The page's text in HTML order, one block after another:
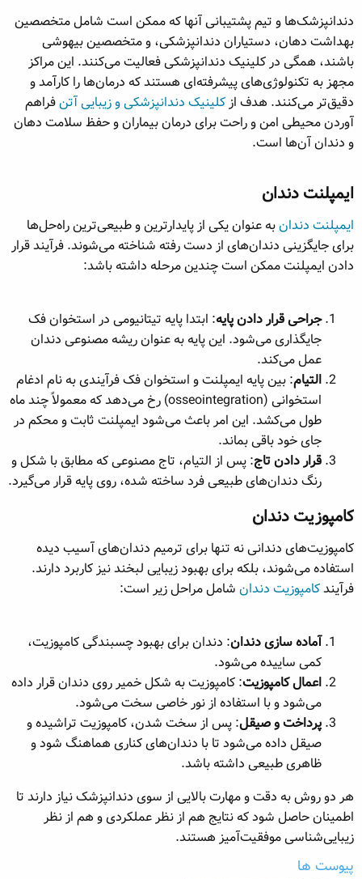
دندانپزشک‌ها و تیم پشتیبانی آنها که ممکن است شامل متخصصین
بهداشت دهان، دستیاران دندانپزشکی، و متخصصین بیهوشی
باشند، همگی در کلینیک دندانپزشکی فعالیت می‌کنند. این مراکز
مجهز به تکنولوژی‌های پیشرفته‌ای هستند که درمان‌ها را کارآمد و
دقیق‌تر می‌کنند. هدف ازکلینیک دندانپزشکی و زیبایی آتنفراهم
آوردن محیطی امن و راحت برای درمان بیماران و حفظ سلامت دهان
و دندان آن‌ها است.
ایمپلنت دندان​
ایمپلنت‌ دندانبه عنوان یکی از پایدارترین و طبیعی‌ترین راه‌حل‌ها
برای جایگزینی دندان‌های از دست رفته شناخته می‌شوند. فرآیند قرار
دادن ایمپلنت ممکن است چندین مرحله داشته باشد:
جراحی قرار دادن پایه: ابتدا پایه تیتانیومی در استخوان فک
جایگذاری می‌شود. این پایه به عنوان ریشه مصنوعی دندان
عمل می‌کند.
التیام: بین پایه ایمپلنت و استخوان فک فرآیندی به نام ادغام
استخوانی (osseointegration) رخ می‌دهد که معمولاً چند ماه
طول می‌کشد. این امر باعث می‌شود ایمپلنت ثابت و محکم در
جای خود باقی بماند.
قرار دادن تاج: پس از التیام، تاج مصنوعی که مطابق با شکل و
رنگ دندان‌های طبیعی فرد ساخته شده، روی پایه قرار می‌گیرد.
کامپوزیت دندان​
کامپوزیت‌های دندانی نه تنها برای ترمیم دندان‌های آسیب دیده
استفاده می‌شوند، بلکه برای بهبود زیبایی لبخند نیز کاربرد دارند.
فرآیندکامپوزیت دندان شامل مراحل زیر است:
آماده سازی دندان: دندان برای بهبود چسبندگی کامپوزیت،
کمی ساییده می‌شود.
اعمال کامپوزیت: کامپوزیت به شکل خمیر روی دندان قرار داده
می‌شود و با استفاده از نور خاصی سخت می‌شود.
پرداخت و صیقل: پس از سخت شدن، کامپوزیت تراشیده و
صیقل داده می‌شود تا با دندان‌های کناری هماهنگ شود و
ظاهری طبیعی داشته باشد.
هر دو روش به دقت و مهارت بالایی از سوی دندانپزشک نیاز دارند تا
اطمینان حاصل شود که نتایج هم از نظر عملکردی و هم از نظر
زیبایی‌شناسی موفقیت‌آمیز هستند.
پیوست ها